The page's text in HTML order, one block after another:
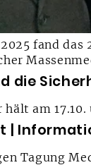
fand
die
hält am
|
Tagung